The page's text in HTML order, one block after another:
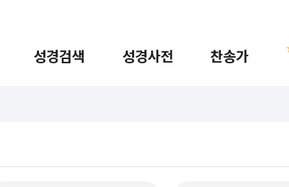
성경검색 성경사전 찬송가